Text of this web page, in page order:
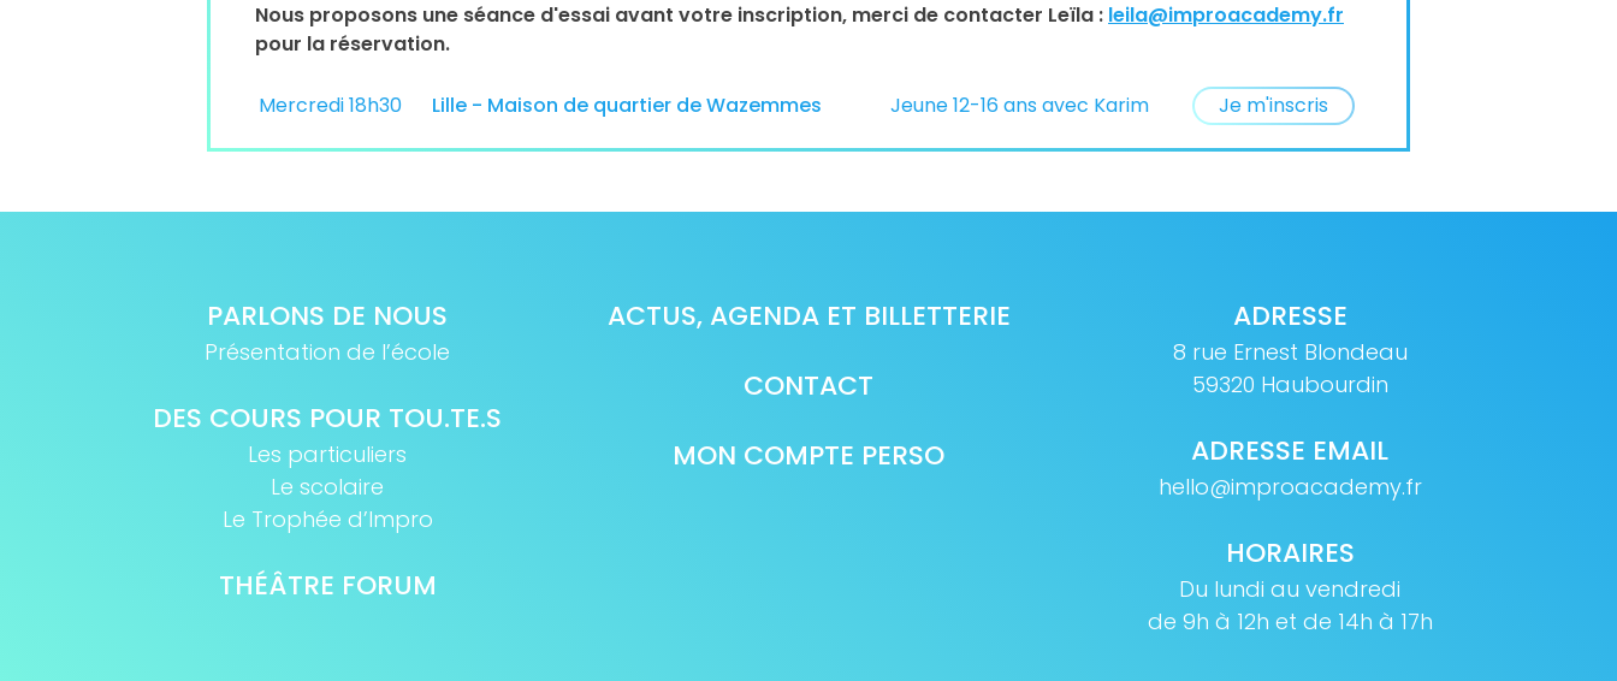
Nous proposons une séance d'essai avant votre inscription, merci de contacter Leïla : leila@improacademy.fr
pour la réservation.
Mercredi 18h30 Lille - Maison de quartier de Wazemmes Jeune 12-16 ans avec Karim Je m'inscris
PARLONS DE NOUS
Présentation de l’école
DES COURS POUR TOU.TE.S
Les particuliers
Le scolaire
Le Trophée d’Impro
THÉÂTRE FORUM
ACTUS, AGENDA ET BILLETTERIE
CONTACT
MON COMPTE PERSO
ADRESSE
8 rue Ernest Blondeau
59320 Haubourdin
ADRESSE EMAIL
hello@improacademy.fr
HORAIRES
Du lundi au vendredi
de 9h à 12h et de 14h à 17h